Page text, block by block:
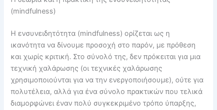
(mindfulness)
Η ενσυνειδητότητα (mindfulness) ορίζεται ως η
ικανότητα να δίνουμε προσοχή στο παρόν, με πρόθεση
και χωρίς κριτική. Στο σύνολό της, δεν πρόκειται για μια
τεχνική χαλάρωσης (οι τεχνικές χαλάρωσης
χρησιμοποιούνται για να την ενεργοποιήσουμε), ούτε για
πολυτέλεια, αλλά για ένα σύνολο πρακτικών που τελικά
διαμορφώνει έναν πολύ συγκεκριμένο τρόπο ύπαρξης,